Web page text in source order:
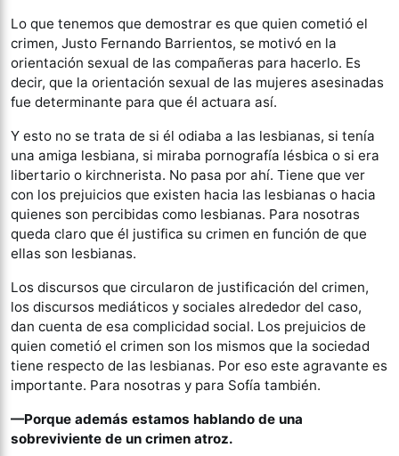
Lo que tenemos que demostrar es que quien cometió el
crimen, Justo Fernando Barrientos, se motivó en la
orientación sexual de las compañeras para hacerlo. Es
decir, que la orientación sexual de las mujeres asesinadas
fue determinante para que él actuara así.
Y esto no se trata de si él odiaba a las lesbianas, si tenía
una amiga lesbiana, si miraba pornografía lésbica o si era
libertario o kirchnerista. No pasa por ahí. Tiene que ver
con los prejuicios que existen hacia las lesbianas o hacia
quienes son percibidas como lesbianas. Para nosotras
queda claro que él justifica su crimen en función de que
ellas son lesbianas.
Los discursos que circularon de justificación del crimen,
los discursos mediáticos y sociales alrededor del caso,
dan cuenta de esa complicidad social. Los prejuicios de
quien cometió el crimen son los mismos que la sociedad
tiene respecto de las lesbianas. Por eso este agravante es
importante. Para nosotras y para Sofía también.
—Porque además estamos hablando de una
sobreviviente de un crimen atroz.